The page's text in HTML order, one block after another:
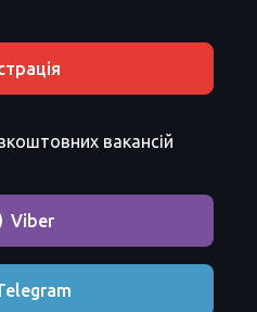
вакансій
Viber